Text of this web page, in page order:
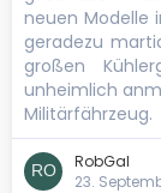
neuen Modelle
geradezu
großen
unheimlich
Militärfährzeug.
RobGal
23.